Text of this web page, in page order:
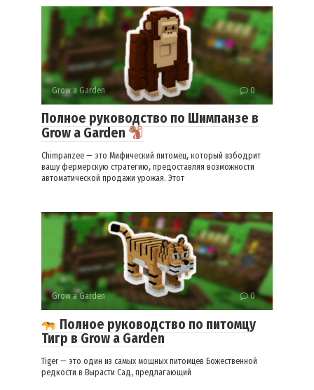
Grow a Garden 0
Полное руководство по Шимпанзе в
Grow a Garden
Chimpanzee — это Мифический питомец, который взбодрит
вашу фермерскую стратегию, предоставляя возможности
автоматической продажи урожая. Этот
Grow a Garden 0
Полное руководство по питомцу
Тигр в Grow a Garden
Tiger — это один из самых мощных питомцев Божественной
редкости в Вырасти Сад, предлагающий